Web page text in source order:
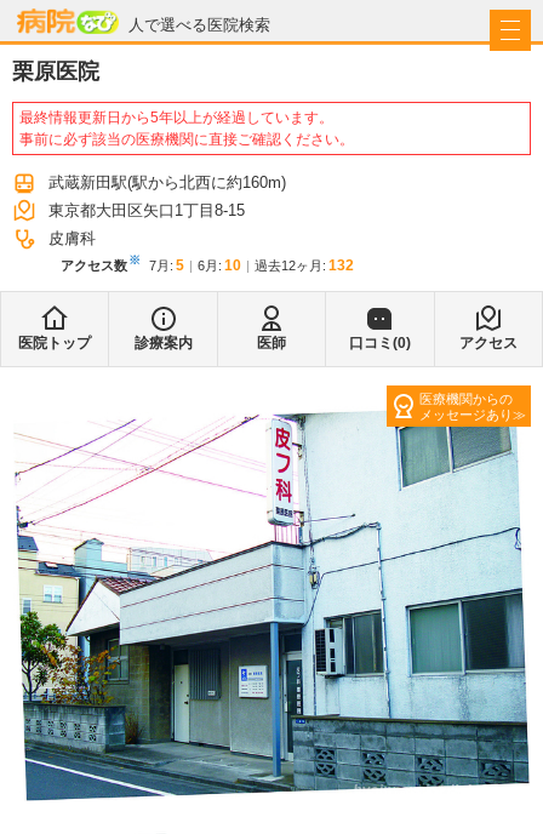
人で選べる医院検索
病院なび
栗原医院
最終情報更新日から5年以上が経過しています。
事前に必ず該当の医療機関に直接ご確認ください。
武蔵新田駅(駅から北西に約160m)
東京都大田区矢口1丁目8-15
皮膚科
アクセス数※ 7月 : 5 6月 : 10 過去12ヶ月: 132
医院トップ 診療案内 医師 口コミ(0) アクセス
医療機関からの
メッセージあり